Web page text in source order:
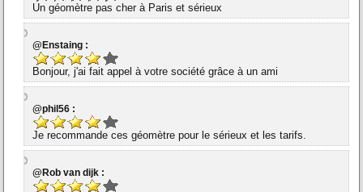
Un géomètre pas cher à Paris et sérieux
@Enstaing :
Bonjour, j'ai fait appel à votre société grâce à un ami
@phil56 :
Je recommande ces géomètre pour le sérieux et les tarifs.
@Rob van dijk :